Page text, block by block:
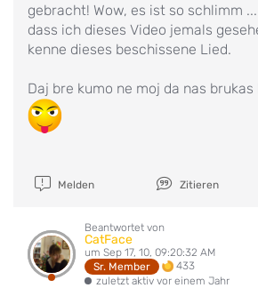
gebracht! Wow, es ist so schlimm
dass ich dieses Video jemals
kenne dieses beschissene Lied.
Daj bre kumo ne moj da nas
Melden Zitieren
Beantwortet von
CatFace
um Sep 17, 10, 09:20:32 AM
Sr. Member
433
zuletzt aktiv vor einem Jahr